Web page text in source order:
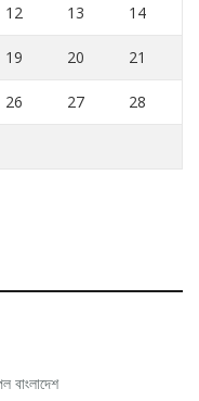
12 13 14
19 20 21
26 27 28